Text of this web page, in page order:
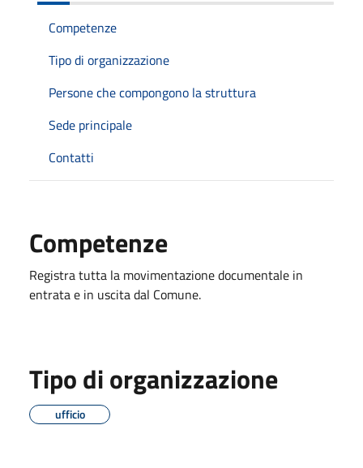
Competenze
Tipo di organizzazione
Persone che compongono la struttura
Sede principale
Contatti
Competenze
Registra tutta la movimentazione documentale in
entrata e in uscita dal Comune.
Tipo di organizzazione
ufficio